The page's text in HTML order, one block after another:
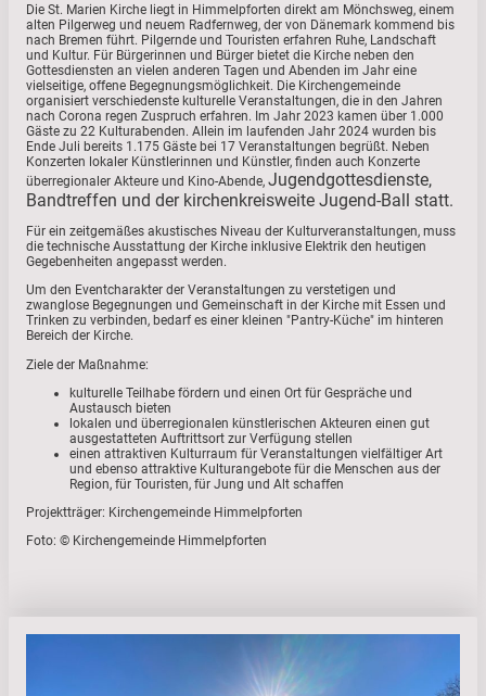
Die St. Marien Kirche liegt in Himmelpforten direkt am Mönchsweg, einem
alten Pilgerweg und neuem Radfernweg, der von Dänemark kommend bis
nach Bremen führt. Pilgernde und Touristen erfahren Ruhe, Landschaft
und Kultur. Für Bürgerinnen und Bürger bietet die Kirche neben den
Gottesdiensten an vielen anderen Tagen und Abenden im Jahr eine
vielseitige, offene Begegnungsmöglichkeit. Die Kirchengemeinde
organisiert verschiedenste kulturelle Veranstaltungen, die in den Jahren
nach Corona regen Zuspruch erfahren. Im Jahr 2023 kamen über 1.000
Gäste zu 22 Kulturabenden. Allein im laufenden Jahr 2024 wurden bis
Ende Juli bereits 1.175 Gäste bei 17 Veranstaltungen begrüßt. Neben
Konzerten lokaler Künstlerinnen und Künstler, finden auch Konzerte
überregionaler Akteure und Kino-Abende, Jugendgottesdienste,
Bandtreffen und der kirchenkreisweite Jugend-Ball statt.
Für ein zeitgemäßes akustisches Niveau der Kulturveranstaltungen, muss
die technische Ausstattung der Kirche inklusive Elektrik den heutigen
Gegebenheiten angepasst werden.
Um den Eventcharakter der Veranstaltungen zu verstetigen und
zwanglose Begegnungen und Gemeinschaft in der Kirche mit Essen und
Trinken zu verbinden, bedarf es einer kleinen "Pantry-Küche" im hinteren
Bereich der Kirche.
Ziele der Maßnahme:
kulturelle Teilhabe fördern und einen Ort für Gespräche und
Austausch bieten
lokalen und überregionalen künstlerischen Akteuren einen gut
ausgestatteten Auftrittsort zur Verfügung stellen
einen attraktiven Kulturraum für Veranstaltungen vielfältiger Art
und ebenso attraktive Kulturangebote für die Menschen aus der
Region, für Touristen, für Jung und Alt schaffen
Projektträger: Kirchengemeinde Himmelpforten
Foto: © Kirchengemeinde Himmelpforten